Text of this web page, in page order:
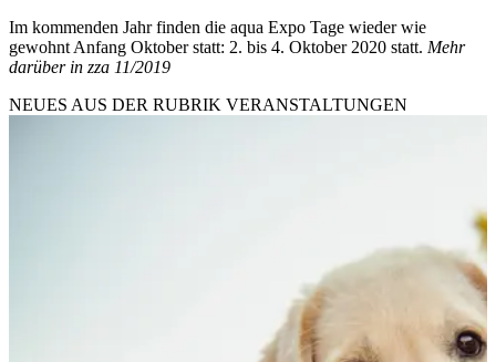
Im kommenden Jahr finden die aqua Expo Tage wieder wie
gewohnt Anfang Oktober statt: 2. bis 4. Oktober 2020 statt. Mehr
darüber in zza 11/2019
NEUES AUS DER RUBRIK VERANSTALTUNGEN